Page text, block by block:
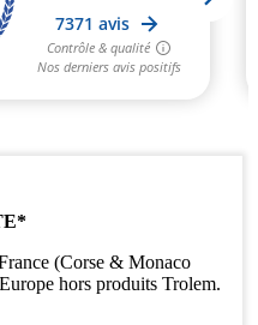
(Corse & Monaco
hors produits Trolem.